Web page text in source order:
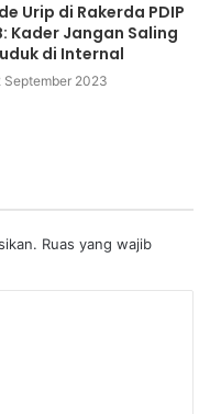
Urip di Rakerda PDIP
Kader Jangan Saling
di Internal
September 2023
Ruas yang wajib